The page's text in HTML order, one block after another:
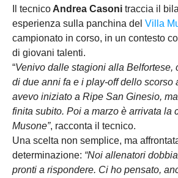
Il tecnico Andrea Casoni traccia il
esperienza sulla panchina del Villa
campionato in corso, in un contesto
di giovani talenti.
“Venivo dalle stagioni alla Belfortese,
di due anni fa e i play-off dello scorso
avevo iniziato a Ripe San Ginesio,
finita subito. Poi a marzo è arrivata la
Musone”, racconta il tecnico.
Una scelta non semplice, ma
determinazione: “Noi allenatori
pronti a rispondere. Ci ho pensato,